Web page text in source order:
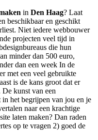
in Den Haag? Laat
beschikbaar en geschikt
Niet iedere webbouwer
projecten veel tijd in
die hun
minder dan 500 euro,
dan een week In de
met een veel gebruikte
is de kans groot dat er
kunst van een
het begrijpen van jou en je
naar een krachtige
laten maken? Dan raden
op te vragen 2) goed de